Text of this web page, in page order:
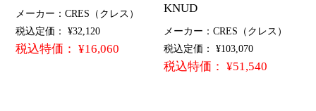
メーカー：CRES（クレス）
税込定価： ¥32,120
税込特価： ¥16,060
KNUD
メーカー：CRES（クレス）
税込定価： ¥103,070
税込特価： ¥51,540